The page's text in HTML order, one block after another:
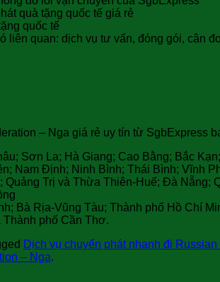
quà tặng quốc tế giá rẻ
quốc tế
liên quan: dịch vụ tư vấn, đóng gói, cân
– Nga giá rẻ uy tín từ SgbExpress
Sơn La; Hà Giang; Cao Bằng; Bắc
Nam Định; Ninh Bình; Thái Bình; Vĩnh
Quảng Trị và Thừa Thiên-Huế; Đà
Bà Rịa-Vũng Tàu; Thành phố Hồ Chí
Thành phố Cần Thơ.
Dịch vụ chuyển phát nhanh đi
– Nga.